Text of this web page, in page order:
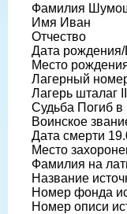
Фамилия
Имя Иван
Отчество
Дата рождения/
Место
Лагерный
Лагерь шталаг
Судьба Погиб в
Воинское
Дата смерти
Место
Фамилия на
Название
Номер фонда
Номер описи